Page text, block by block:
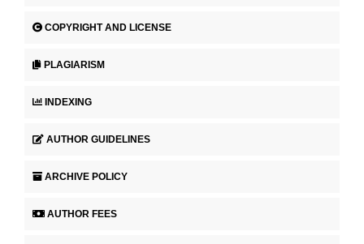
COPYRIGHT AND LICENSE
PLAGIARISM
INDEXING
AUTHOR GUIDELINES
ARCHIVE POLICY
AUTHOR FEES